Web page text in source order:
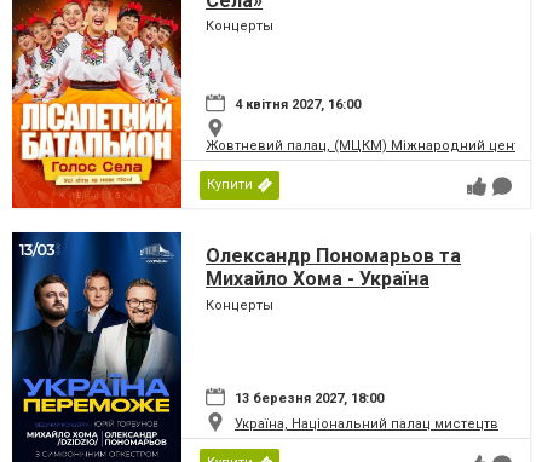
Концерты
4 квітня 2027, 16:00
Жовтневий палац, (МЦКМ) Міжнародний центр
Купити
Олександр Пономарьов та
Михайло Хома - Україна
Переможе!
Концерты
13 березня 2027, 18:00
Україна, Національний палац мистецтв